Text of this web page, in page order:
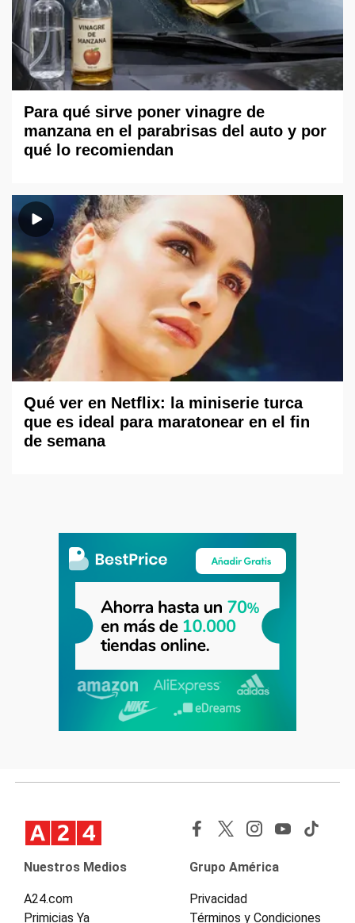
Para qué sirve poner vinagre de
manzana en el parabrisas del auto y por
qué lo recomiendan
Qué ver en Netflix: la miniserie turca
que es ideal para maratonear en el fin
de semana
Nuestros Medios
A24.com
Primicias Ya
Grupo América
Privacidad
Términos y Condiciones